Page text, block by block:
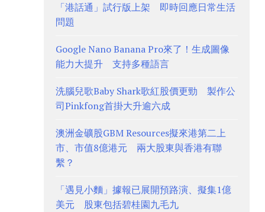
「港話通」試行版上架 即時回應日常生活
問題
Google Nano Banana Pro來了！生成圖像
能力大提升 支持多種語言
洗腦兒歌Baby Shark歌紅股價更勁 製作公
司Pinkfong首掛大升逾六成
澳洲金礦股GBM Resources擬來港第二上
市、市值8億港元 兩大股東與香港有聯
繫？
「遇見小麵」據報已展開預路演、擬集1億
美元 股東包括碧桂園九毛九